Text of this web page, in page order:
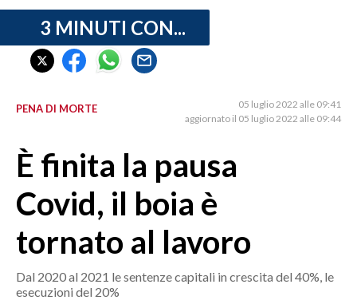
CRONACA SARDEGNA
CAGLIARI
SULCIS IGLESIENTE
ORISTANO E PROVINCIA
SASSARI E PROVINCIA
GALLURA
NUORO E PROVINCIA
OGLIASTRA
3 MINUTI CON...
PENA DI MORTE
05 luglio 2022 alle 09:41
aggiornato il 05 luglio 2022 alle 09:44
È finita la pausa
Covid, il boia è
tornato al lavoro
Dal 2020 al 2021 le sentenze capitali in crescita del 40%, le
esecuzioni del 20%